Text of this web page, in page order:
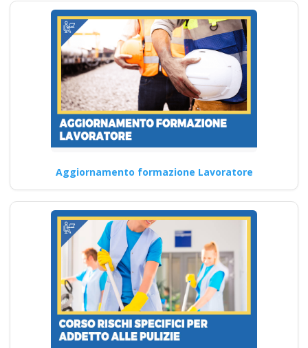
Corsi di
aggiornamento per
attestati: le ultime
indicazioni normative
Nuovo accordo stato
regioni 2025 corso
formatori
videoconferenza fad
aula virtuale
integrazione parte
base generale Corsi
per Datori di Lavoro
con compiti di RSPP
(DL SPP) rls rlst
preposto datore
lavoratori ddl dlspp
rinnovo attestato
Aggiornamento formazione Lavoratore